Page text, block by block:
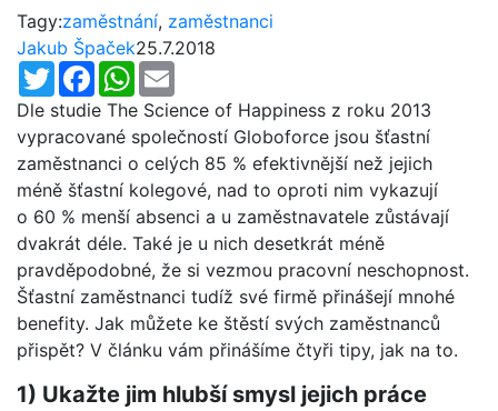
Tagy:zaměstnání, zaměstnanci
Jakub Špaček25.7.2018
TwitterFacebookWhatsApp
Dle studie The Science of Happiness z roku 2013
vypracované společností Globoforce jsou šťastní
zaměstnanci o celých 85 % efektivnější než jejich
méně šťastní kolegové, nad to oproti nim vykazují
o 60 % menší absenci a u zaměstnavatele zůstávají
dvakrát déle. Také je u nich desetkrát méně
pravděpodobné, že si vezmou pracovní neschopnost.
Šťastní zaměstnanci tudíž své firmě přinášejí mnohé
benefity. Jak můžete ke štěstí svých zaměstnanců
přispět? V článku vám přinášíme čtyři tipy, jak na to.
1) Ukažte jim hlubší smysl jejich práce